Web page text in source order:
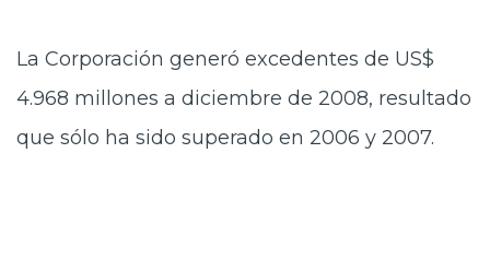
La Corporación generó excedentes de US$
4.968 millones a diciembre de 2008, resultado
que sólo ha sido superado en 2006 y 2007.